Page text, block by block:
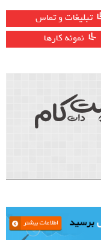
تبلیغات و تماس
نمونه کارها